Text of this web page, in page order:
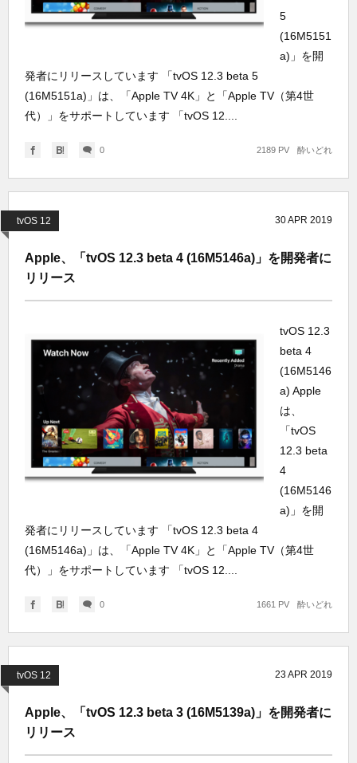
5
(16M5151
a)」を開
発者にリリースしています 「tvOS 12.3 beta 5
(16M5151a)」は、「Apple TV 4K」と「Apple TV（第4世
代）」をサポートしています 「tvOS 12....
0 酔いどれ
2189 PV
tvOS 12 30APR 2019
Apple、「tvOS 12.3 beta 4 (16M5146a)」を開発者に
リリース
tvOS 12.3
beta 4
(16M5146
a) Apple
は、
「tvOS
12.3 beta
4
(16M5146
a)」を開
発者にリリースしています 「tvOS 12.3 beta 4
(16M5146a)」は、「Apple TV 4K」と「Apple TV（第4世
代）」をサポートしています 「tvOS 12....
0 酔いどれ
1661 PV
tvOS 12 23 APR 2019
Apple、「tvOS 12.3 beta 3 (16M5139a)」を開発者に
リリース